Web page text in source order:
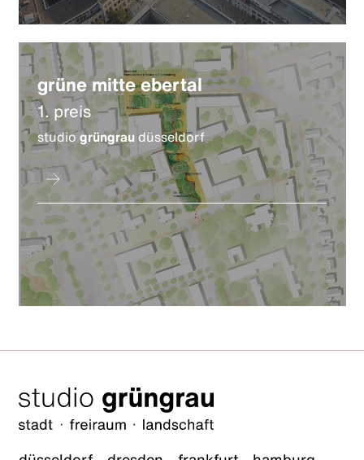
grüne mitte ebertal
1. preis
studiogrüngrau düsseldorf